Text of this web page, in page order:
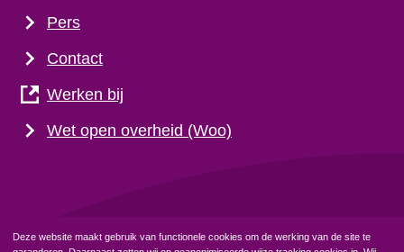
Deze website maakt gebruik van functionele cookies om de werking van de site te
Pers
Contact
Werken bij
Wet open overheid (Woo)